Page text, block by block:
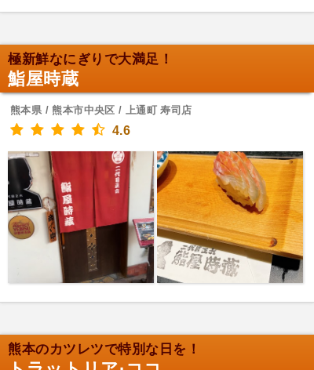
極新鮮なにぎりで大満足！
鮨屋時蔵
熊本県 / 熊本市中央区 / 上通町 寿司店
4.6
熊本のカツレツで特別な日を！